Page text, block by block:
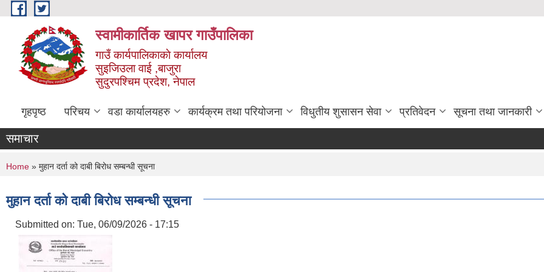
Skip to main content
स्वामीकार्तिक खापर गाउँपालिका
गाउँ कार्यपालिकाकाे कार्यालय
सुइजिउला वाई ,बाजुरा
सुदुरपश्चिम प्रदेश, नेपाल
गृहपृष्ठ परिचय वडा कार्यालयहरु कार्यक्रम तथा परियोजना विधुतीय शुसासन सेवा प्रतिवेदन सूचना तथा जानकारी
समाचार
You are here
Home » मुहान दर्ता को दाबी बिरोध सम्बन्धी सूचना
मुहान दर्ता को दाबी बिरोध सम्बन्धी सूचना
Submitted on: Tue, 06/09/2026 - 17:15